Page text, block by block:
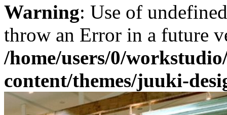
Warning: Use of
throw an Error in a future
/home/users/0/
content/themes/juuki-